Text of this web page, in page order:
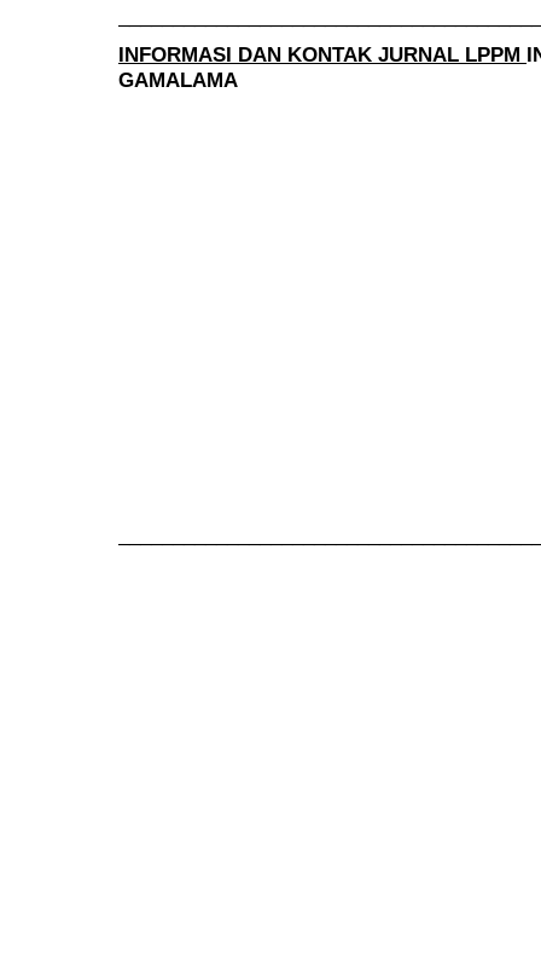
INFORMASI DAN KONTAK JURNAL LPPM
GAMALAMA